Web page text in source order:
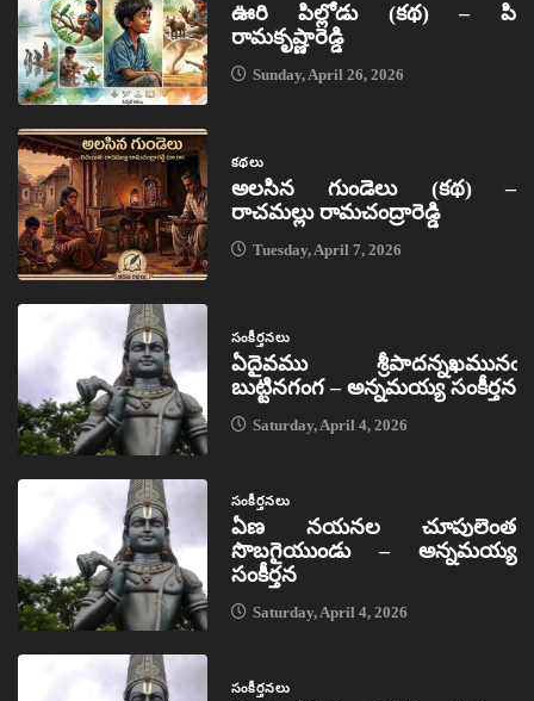
ఊరి పిల్లోడు (కథ) – పి
రామకృష్ణారెడ్డి
Sunday, April 26, 2026
కథలు
అలసిన గుండెలు (కథ) –
రాచమల్లు రామచంద్రారెడ్డి
Tuesday, April 7, 2026
సంకీర్తనలు
ఏదైవము శ్రీపాదన్నఖమునఁ
బుట్టినగంగ – అన్నమయ్య సంకీర్తన
Saturday, April 4, 2026
సంకీర్తనలు
ఏణ నయనల చూపులెంత
సొబగైయుండు – అన్నమయ్య
సంకీర్తన
Saturday, April 4, 2026
సంకీర్తనలు